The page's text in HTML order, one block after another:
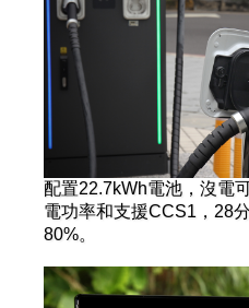
配置22.7kWh電池，沒電
電功率和支援CCS1，28
80%。